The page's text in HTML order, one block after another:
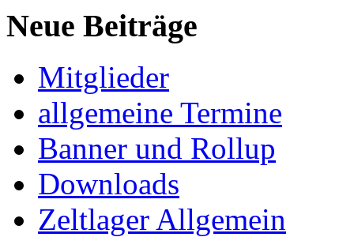
Neue Beiträge
Mitglieder
allgemeine Termine
Banner und Rollup
Downloads
Zeltlager Allgemein